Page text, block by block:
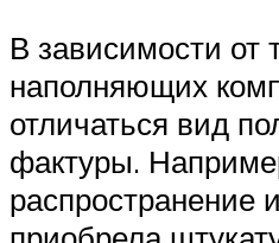
В зависимости от
наполняющих
отличаться вид
фактуры.
распространение